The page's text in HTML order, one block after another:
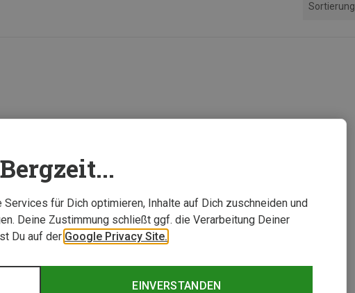
Sortierung
für Dich optimieren, Inhalte auf Dich zuschneiden und
Deine Zustimmung schließt ggf. die Verarbeitung Deiner
Du auf der Google Privacy Site.
EINVERSTANDEN